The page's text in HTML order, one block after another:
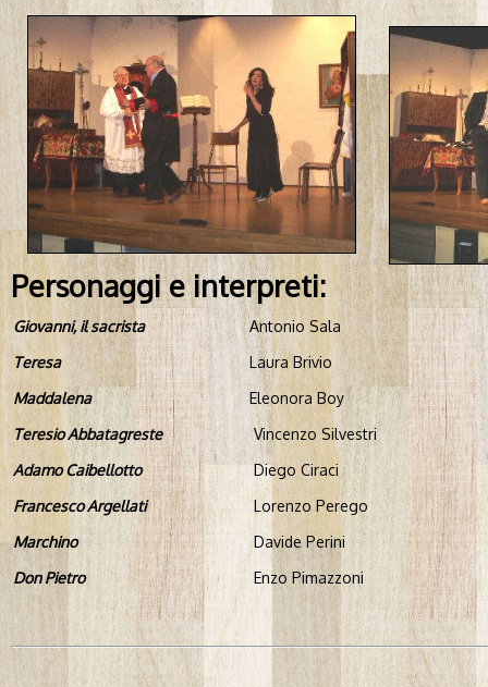
Personaggi e interpreti:
Giovanni, il sacrista
Antonio Sala
Teresa
Laura Brivio
Maddalena
Eleonora Boy
Teresio Abbatagreste
Vincenzo Silvestri
Adamo Caibellotto
Diego Ciraci
Francesco Argellati
Lorenzo Perego
Marchino
Davide Perini
Don Pietro
Enzo Pimazzoni